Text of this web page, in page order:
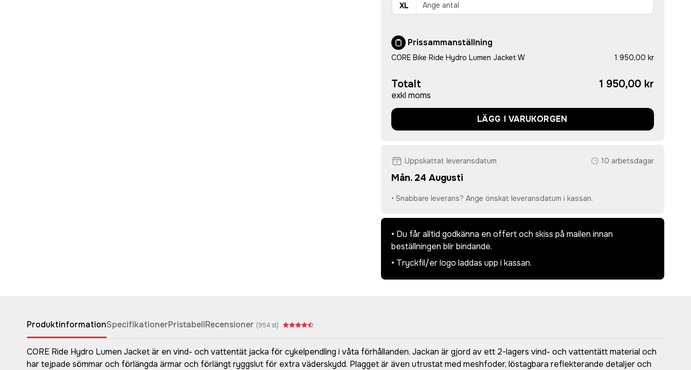
XL
Prissammanställning
CORE Bike Ride Hydro Lumen Jacket W 1 950,00 kr
Totalt
exkl moms
1 950,00 kr
LÄGG I VARUKORGEN
Uppskattat leveransdatum 10 arbetsdagar
Mån. 24 Augusti
• Snabbare leverans? Ange önskat leveransdatum i kassan.
• Du får alltid godkänna en offert och skiss på mailen innan
beställningen blir bindande.
• Tryckfil/er logo laddas upp i kassan.
ProduktinformationSpecifikationerPristabellRecensioner (954 st)
CORE Ride Hydro Lumen Jacket är en vind- och vattentät jacka för cykelpendling i våta förhållanden. Jackan är gjord av ett 2-lagers vind- och vattentätt material och
har tejpade sömmar och förlängda ärmar och förlängt ryggslut för extra väderskydd. Plagget är även utrustat med meshfoder, löstagbara reflekterande detaljer och